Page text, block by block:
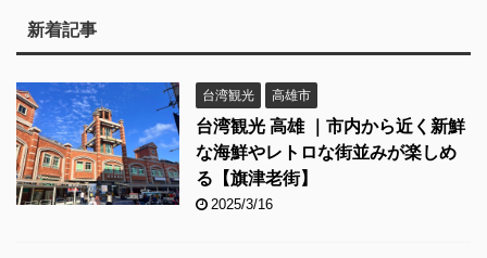
新着記事
台湾観光 高雄市
台湾観光 高雄 ｜市内から近く新鮮
な海鮮やレトロな街並みが楽しめ
る【旗津老街】
2025/3/16